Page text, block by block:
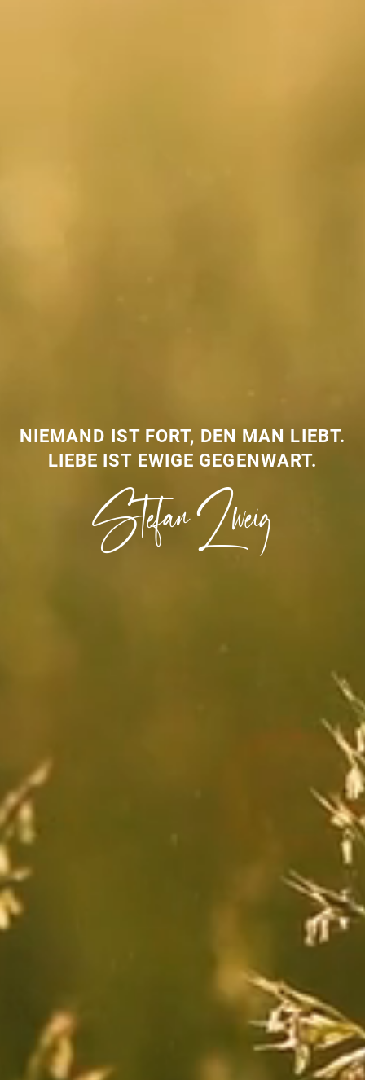
NIEMAND IST FORT, DEN MAN LIEBT.
LIEBE IST EWIGE GEGENWART.
Stefan Zweig